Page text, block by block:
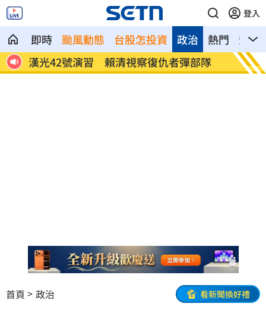
登入
即時 颱風動態 台股怎投資 熱門 影音
政治
我
漢光42號演習 賴清視察復仇者彈部隊 日知
首頁 政治 看新聞換好禮